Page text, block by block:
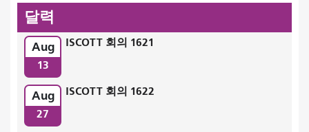
달력
Aug
13
ISCOTT 회의 1621
Aug
27
ISCOTT 회의 1622